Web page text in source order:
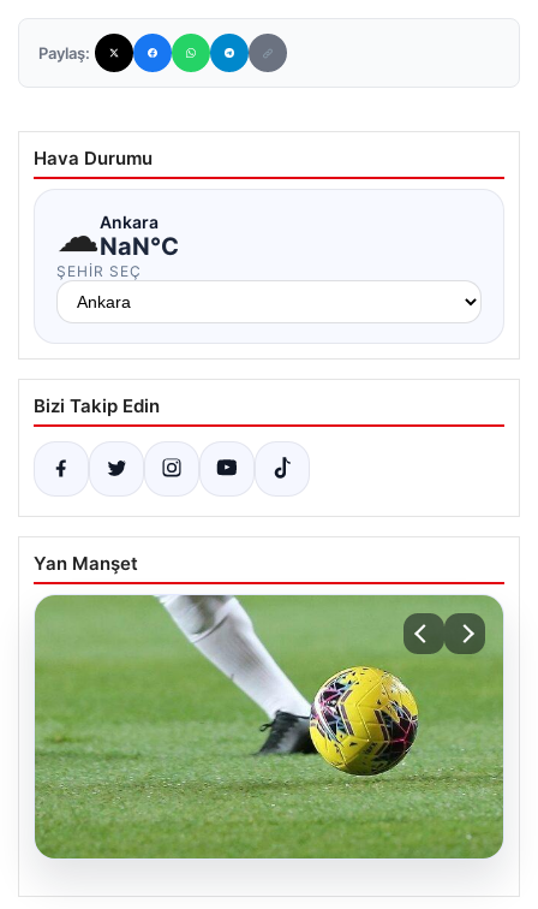
Paylaş:
Hava Durumu
☁Ankara
NaN°C
ŞEHIR SEÇ
Bizi Takip Edin
Yan Manşet
05.08.2026